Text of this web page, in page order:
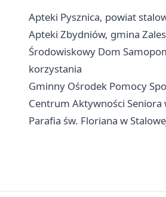
Apteki Pysznica, powiat
Apteki Zbydniów, gmina
Środowiskowy Dom
korzystania
Gminny Ośrodek Pomocy
Centrum Aktywności Seniora
Parafia św. Floriana w